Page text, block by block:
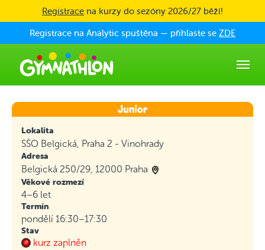
Skip to main content
Registrace na kurzy do sezóny 2026/27 běží!
Registrace na Analytic spuštěna — přihlaste se ZDE
Lokalita
SŠO Belgická, Praha 2 - Vinohrady
Adresa
Belgická 250/29, 12000 Praha
Věkové rozmezí
4–6 let
Termín
pondělí 16:30–17:30
Stav
kurz zaplněn